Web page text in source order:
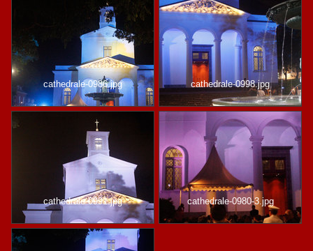
cathedrale-0986.jpg cathedrale-0998.jpg
cathedrale-0991.jpg cathedrale-0980-3.jpg